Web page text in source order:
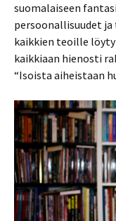
suomalaiseen
persoonallisuudet
kaikkien teoille
kaikkiaan hienosti
“Isoista aiheistaan